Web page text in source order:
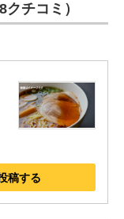
チコミ）
稿する